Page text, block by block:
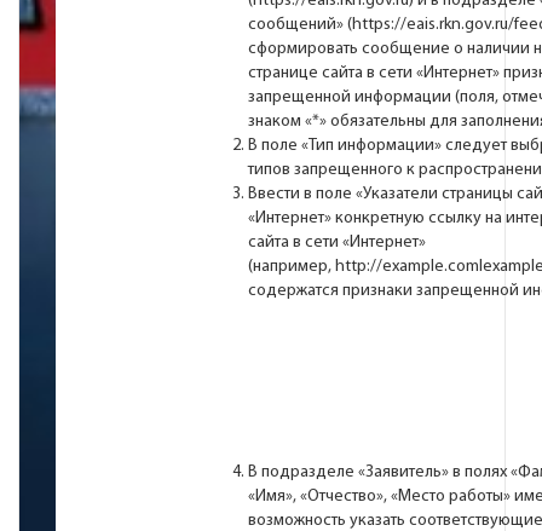
сообщений» ( https://eais.rkn.gov.ru/
сформировать cообщение о наличии
странице сайта в сети «Интернет»
запрещенной информации (поля,
знаком «*» обязательны для
В поле «Тип информации» следует
типов запрещенного к
Ввести в поле «Указатели страницы
«Интернет» конкретную ссылку на
сайта в сети «Интернет»
(например, http://
содержатся признаки запрещенной
В подразделе «Заявитель» в полях
«Имя», «Отчество», «Место работы»
возможность указать